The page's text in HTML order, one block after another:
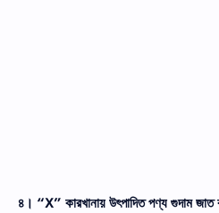
৪। “X” কারখানায় উৎপাদিত পণ্য গুদাম জাত